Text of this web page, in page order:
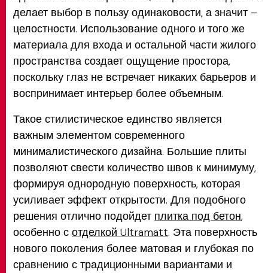
делает выбор в пользу одинаковости, а значит –
целостности. Использование одного и того же
материала для входа и остальной части жилого
пространства создает ощущение простора,
поскольку глаз не встречает никаких барьеров и
воспринимает интерьер более объемным.
Такое стилистическое единство является
важным элементом современного
минималистического дизайна. Большие плиты
позволяют свести количество швов к минимуму,
формируя однородную поверхность, которая
усиливает эффект открытости. Для подобного
решения отлично подойдет плитка под бетон,
особенно с отделкой Ultramatt. Эта поверхность
нового поколения более матовая и глубокая по
сравнению с традиционными вариантами и